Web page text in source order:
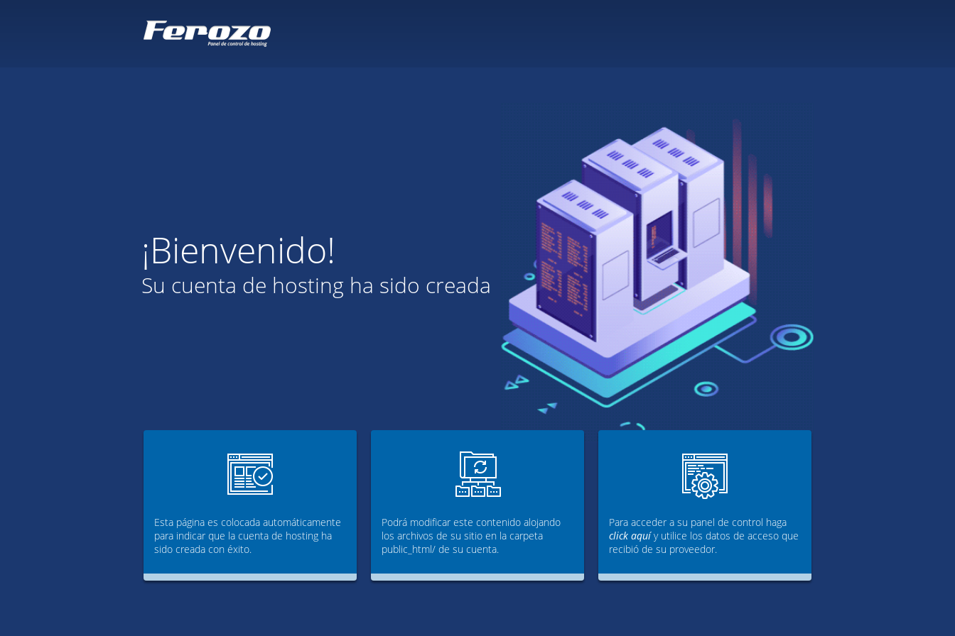
¡Bienvenido!
Su cuenta de hosting ha sido creada
Esta página es colocada automáticamente
para indicar que la cuenta de hosting ha
sido creada con éxito.
Podrá modificar este contenido alojando
los archivos de su sitio en la carpeta
public_html/ de su cuenta.
Para acceder a su panel de control haga
click aquíy utilice los datos de acceso que
recibió de su proveedor.